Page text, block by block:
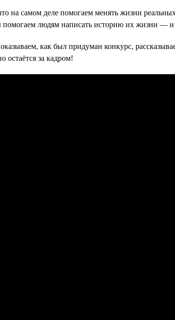
на самом деле помогаем менять жизни
помогаем людям написать историю их жизни
как был придуман конкурс,
за кадром!